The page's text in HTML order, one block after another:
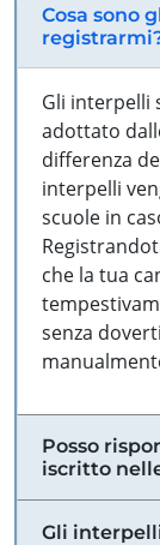
Cosa sono
Gli interpelli
adottato
differenza
interpelli
scuole in
che la tua
senza
Posso
iscritto
Gli